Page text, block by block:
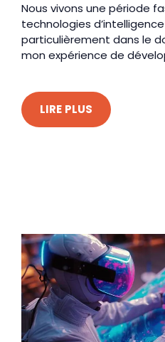
Nous vivons une période
technologies
particulièrement dans le
mon expérience de
LIRE PLUS